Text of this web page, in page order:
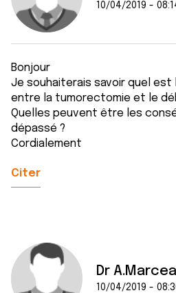
10/04/2019 -
Bonjour
Je souhaiterais savoir quel
entre la tumorectomie et le
Quelles peuvent être les
dépassé ?
Cordialement
Citer
Dr
10/04/2019 -